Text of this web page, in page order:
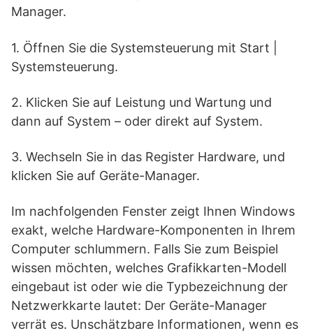
Manager.
1. Öffnen Sie die Systemsteuerung mit Start |
Systemsteuerung.
2. Klicken Sie auf Leistung und Wartung und
dann auf System – oder direkt auf System.
3. Wechseln Sie in das Register Hardware, und
klicken Sie auf Geräte-Manager.
Im nachfolgenden Fenster zeigt Ihnen Windows
exakt, welche Hardware-Komponenten in Ihrem
Computer schlummern. Falls Sie zum Beispiel
wissen möchten, welches Grafikkarten-Modell
eingebaut ist oder wie die Typbezeichnung der
Netzwerkkarte lautet: Der Geräte-Manager
verrät es. Unschätzbare Informationen, wenn es